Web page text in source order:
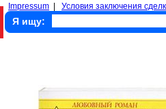
Impressum Условия заключения
Я ищу: